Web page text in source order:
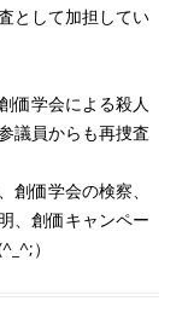
として加担してい
価学会による殺人
議員からも再捜査
価学会の検察、
、創価キャンペー
）